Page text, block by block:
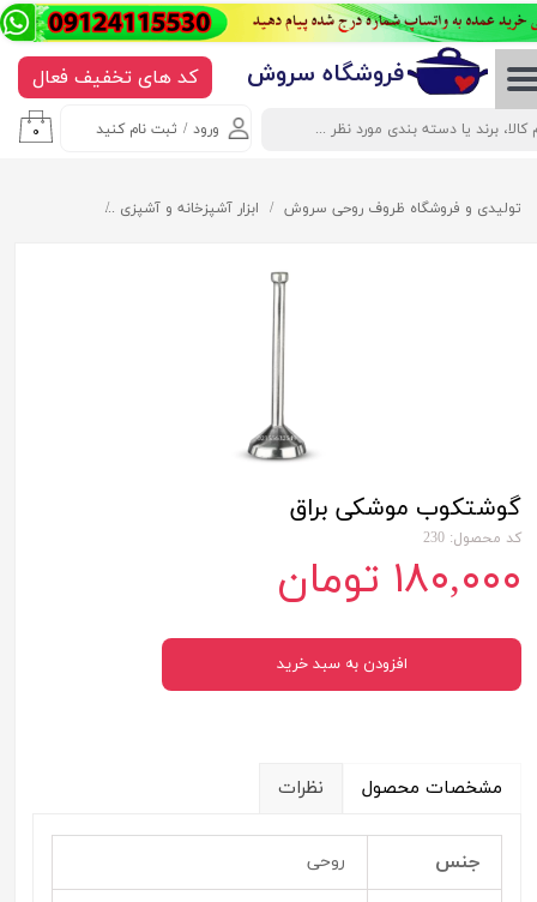
ورود / ثبت نام کنید
حساب کاربری من
تغییر گذر واژه
خروج از حساب کاربری
۰
​​​​​​​​فروشگاه سروش کد های تخفیف فعال
تولیدی و فروشگاه ظروف روحی سروش ابزار آشپزخانه و آشپزی
گوشتکوب موشکی براق
کد محصول: 230
۱۸۰,۰۰۰ تومان
افزودن به سبد خرید
مشخصات محصول نظرات
جنس روحی